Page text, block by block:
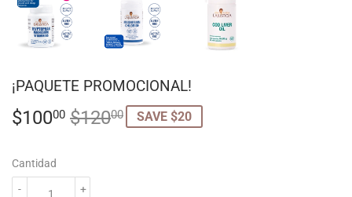
¡PAQUETE PROMOCIONAL!
$10000 $12000
REGULAR
$120.00
SALE
$100.00
SAVE $20
Cantidad
+
-